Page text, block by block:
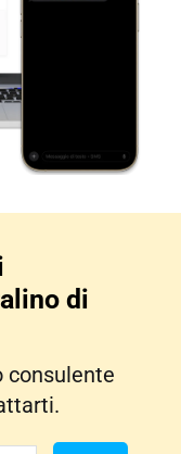
di
consulente